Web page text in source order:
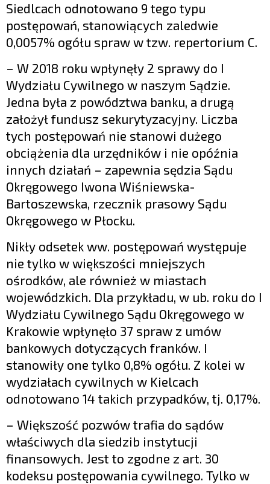
Siedlcach odnotowano 9 tego typu
postępowań, stanowiących zaledwie
0,0057% ogółu spraw w tzw. repertorium C.
– W 2018 roku wpłynęły 2 sprawy do I
Wydziału Cywilnego w naszym Sądzie.
Jedna była z powództwa banku, a drugą
założył fundusz sekurytyzacyjny. Liczba
tych postępowań nie stanowi dużego
obciążenia dla urzędników i nie opóźnia
innych działań – zapewnia sędzia Sądu
Okręgowego Iwona Wiśniewska-
Bartoszewska, rzecznik prasowy Sądu
Okręgowego w Płocku.
Nikły odsetek ww. postępowań występuje
nie tylko w większości mniejszych
ośrodków, ale również w miastach
wojewódzkich. Dla przykładu, w ub. roku do I
Wydziału Cywilnego Sądu Okręgowego w
Krakowie wpłynęło 37 spraw z umów
bankowych dotyczących franków. I
stanowiły one tylko 0,8% ogółu. Z kolei w
wydziałach cywilnych w Kielcach
odnotowano 14 takich przypadków, tj. 0,17%.
– Większość pozwów trafia do sądów
właściwych dla siedzib instytucji
finansowych. Jest to zgodne z art. 30
kodeksu postępowania cywilnego. Tylko w